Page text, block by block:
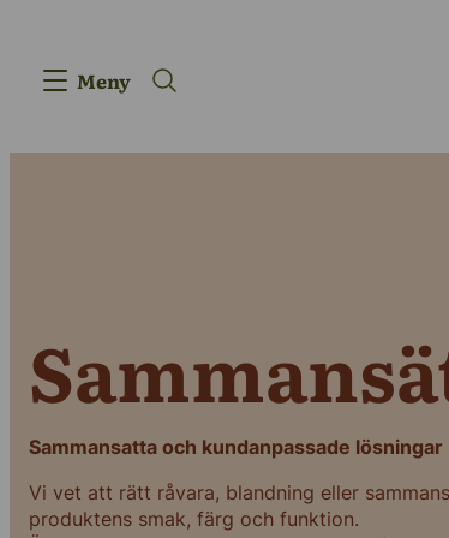
Meny
Innovation
Vår
Sammansatta och kundanpassade lösningar
Vi vet att rätt råvara, blandning eller
produktens smak, färg och funktion.